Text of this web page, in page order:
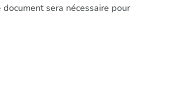
sera nécessaire pour